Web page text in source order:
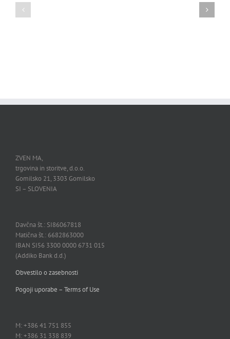
ZVEN MA,
trgovina in storitve, d.o.o.
Gomilsko 21, 3303 Gomilsko
SI – SLOVENIA
Davčna št.: SI86067818
Matična št.: 6682863000
IBAN SI56 3300 0000 6731 015
(Addiko Bank d.d.)
Obvestilo o zasebnosti
Pogoji uporabe – Terms of Use
M: +386 41 751 855
M: +386 31 338 839